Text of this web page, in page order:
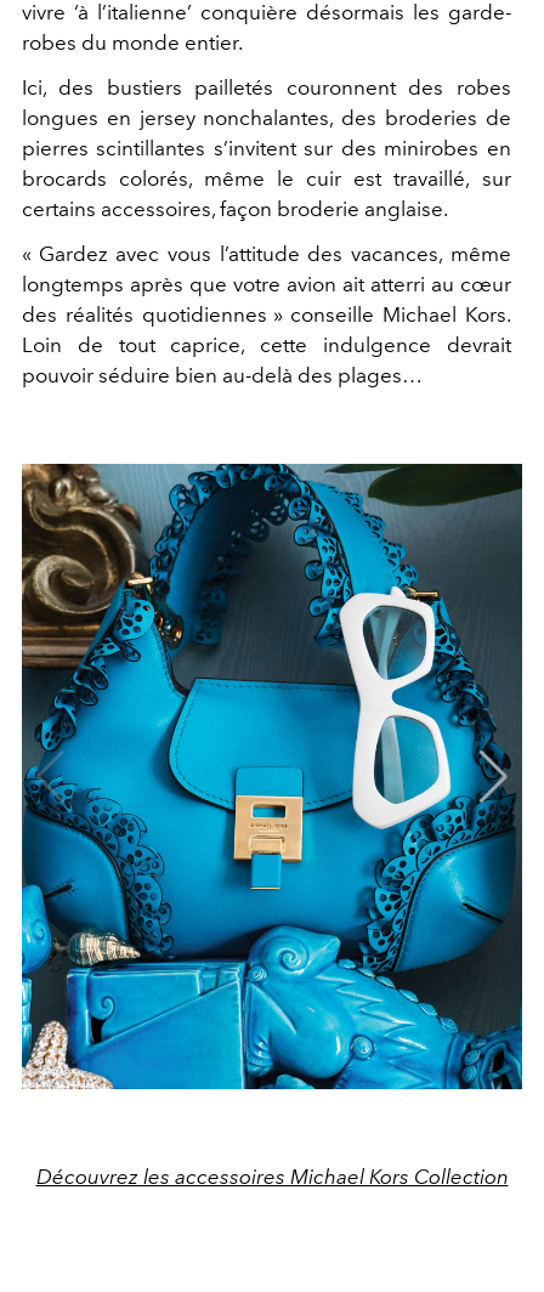
vivre ‘à l’italienne’ conquière désormais les garde-
robes du monde entier.
Ici, des bustiers pailletés couronnent des robes
longues en jersey nonchalantes, des broderies de
pierres scintillantes s’invitent sur des minirobes en
brocards colorés, même le cuir est travaillé, sur
certains accessoires, façon broderie anglaise.
« Gardez avec vous l’attitude des vacances, même
longtemps après que votre avion ait atterri au cœur
des réalités quotidiennes » conseille Michael Kors.
Loin de tout caprice, cette indulgence devrait
pouvoir séduire bien au-delà des plages…
Découvrez les accessoires Michael Kors Collection